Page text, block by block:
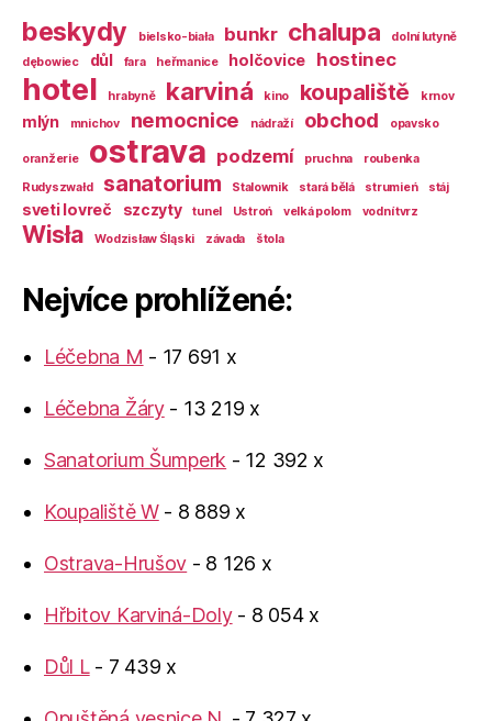
beskydy bielsko-biała bunkr chalupa
dolní lutyně
dębowiec
důl fara heřmanice holčovice hostinec
hotel hrabyně karviná kino koupaliště krnov
mlýn mnichov nemocnice nádraží obchod opavsko
oranžerie ostrava podzemí pruchna
roubenka
Rudyszwałd
sanatorium Stalownik stará bělá strumień stáj
sveti lovreč szczyty tunel Ustroń velká polom vodní tvrz
Wisła Wodzisław Śląski závada štola
Nejvíce prohlížené:
Léčebna M - 17 691 x
Léčebna Žáry- 13 219 x
Sanatorium Šumperk - 12 392 x
Koupaliště W- 8 889 x
Ostrava-Hrušov - 8 126 x
Hřbitov Karviná-Doly- 8 054 x
Důl L- 7 439 x